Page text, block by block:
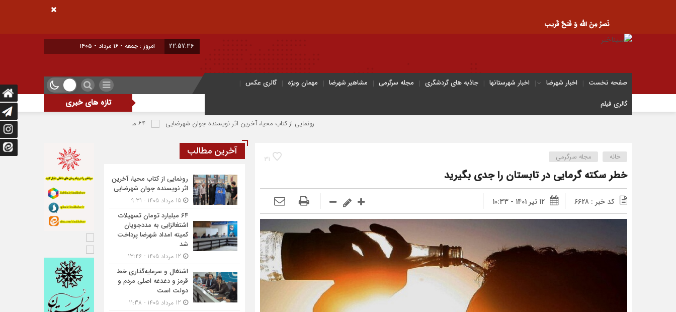
نَصرُ مِنَ الله وَ فَتحٌ قَریب
22:57:38 امروز : جمعه - ۱۶ مرداد - ۱۴۰۵
صفحه نخست اخبار شهرضا اخبار شهرستانها جاذبه های گردشگری مجله سرگرمی مشاهیر شهرضا مهمان ویژه
گالری عکس
گالری فیلم
تازه های خبری
رونمایی از کتاب محیا، آخرین اثر نویسنده جوان شهرضایی ۶۴ میلیارد تومان تسهیلات اشتغالزایی به مددجویان کمیته امداد شهرضا پرداخت شد
31 خانه مجله سرگرمی
خطر سکته گرمایی در تابستان را جدی بگیرید
کد خبر : 6628 12 تیر 1401 - 10:33
آخرین مطالب
رونمایی از کتاب محیا، آخرین
اثر نویسنده جوان شهرضایی
۶۴ میلیارد تومان تسهیلات
اشتغالزایی به مددجویان
کمیته امداد شهرضا پرداخت
شد
اشتغال و سرمایه‌گذاری خط
قرمز و دغدغه اصلی مردم و
دولت است